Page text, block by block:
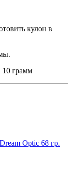
кулон в
10 грамм
Optic 68 гр.